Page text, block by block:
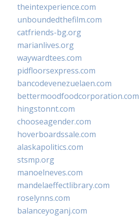
theintexperience.com
unboundedthefilm.com
catfriends-bg.org
marianlives.org
waywardtees.com
pidfloorsexpress.com
bancodevenezuelaen.com
bettermoodfoodcorporation.com
hingstonnt.com
chooseagender.com
hoverboardssale.com
alaskapolitics.com
stsmp.org
manoelneves.com
mandelaeffectlibrary.com
roselynns.com
balanceyoganj.com